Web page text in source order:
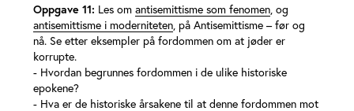
Oppgave 11: Les om antisemittisme som fenomen, og
antisemittisme i moderniteten, på Antisemittisme – før og
nå. Se etter eksempler på fordommen om at jøder er
korrupte.
- Hvordan begrunnes fordommen i de ulike historiske
epokene?
- Hva er de historiske årsakene til at denne fordommen mot